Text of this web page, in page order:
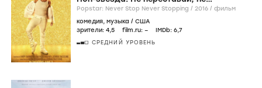
останавливайся
Popstar: Never Stop Never Stopping / 2016 / фильм
комедия, музыка / США
зрители: 4,5 film.ru: – IMDb: 6,7
СРЕДНИЙ УРОВЕНЬ